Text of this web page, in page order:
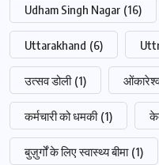
Udham Singh Nagar (16)
Uttarakhand (6)
उत्सव डोली (1)
कर्मचारी को धमकी (1)
बुज़ुर्गों के लिए स्वास्थ्य बीमा (1)